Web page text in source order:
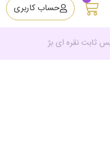
حساب کاربری
ثابت نقره ای بژ